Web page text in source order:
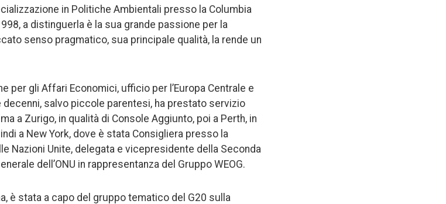
in Politiche Ambientali presso la Columbia
a distinguerla è la sua grande passione per la
senso pragmatico, sua principale qualità, la rende un
per gli Affari Economici, ufficio per l’Europa Centrale e
decenni, salvo piccole parentesi, ha prestato servizio
a Zurigo, in qualità di Console Aggiunto, poi a Perth, in
a New York, dove è stata Consigliera presso la
Nazioni Unite, delegata e vicepresidente della Seconda
dell’ONU in rappresentanza del Gruppo WEOG.
è stata a capo del gruppo tematico del G20 sulla